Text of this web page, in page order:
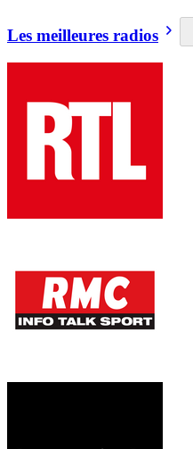
Les meilleures radios